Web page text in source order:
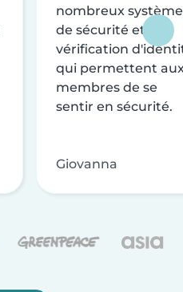
nombreux
de sécurité et de
vérification
qui permettent
membres de se
sentir en sécurité.
Giovanna